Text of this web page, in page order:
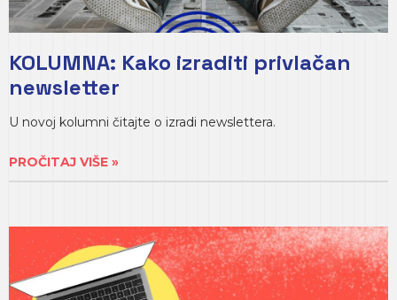
KOLUMNA: Kako izraditi privlačan
newsletter
U novoj kolumni čitajte o izradi newslettera.
PROČITAJ VIŠE »